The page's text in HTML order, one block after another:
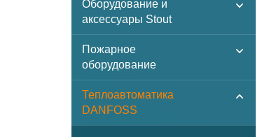
Оборудование и
аксессуары Stout
Пожарное
оборудование
Теплоавтоматика
DANFOSS